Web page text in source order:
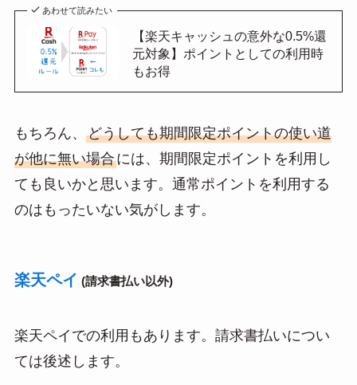
あわせて読みたい
【楽天キャッシュの意外な0.5%還
元対象】ポイントとしての利用時
もお得
もちろん、 どうしても期間限定ポイントの使い道
が他に無い場合には、期間限定ポイントを利用し
ても良いかと思います。通常ポイントを利用する
のはもったいない気がします。
楽天ペイ (請求書払い以外)
楽天ペイでの利用もあります。請求書払いについ
ては後述します。